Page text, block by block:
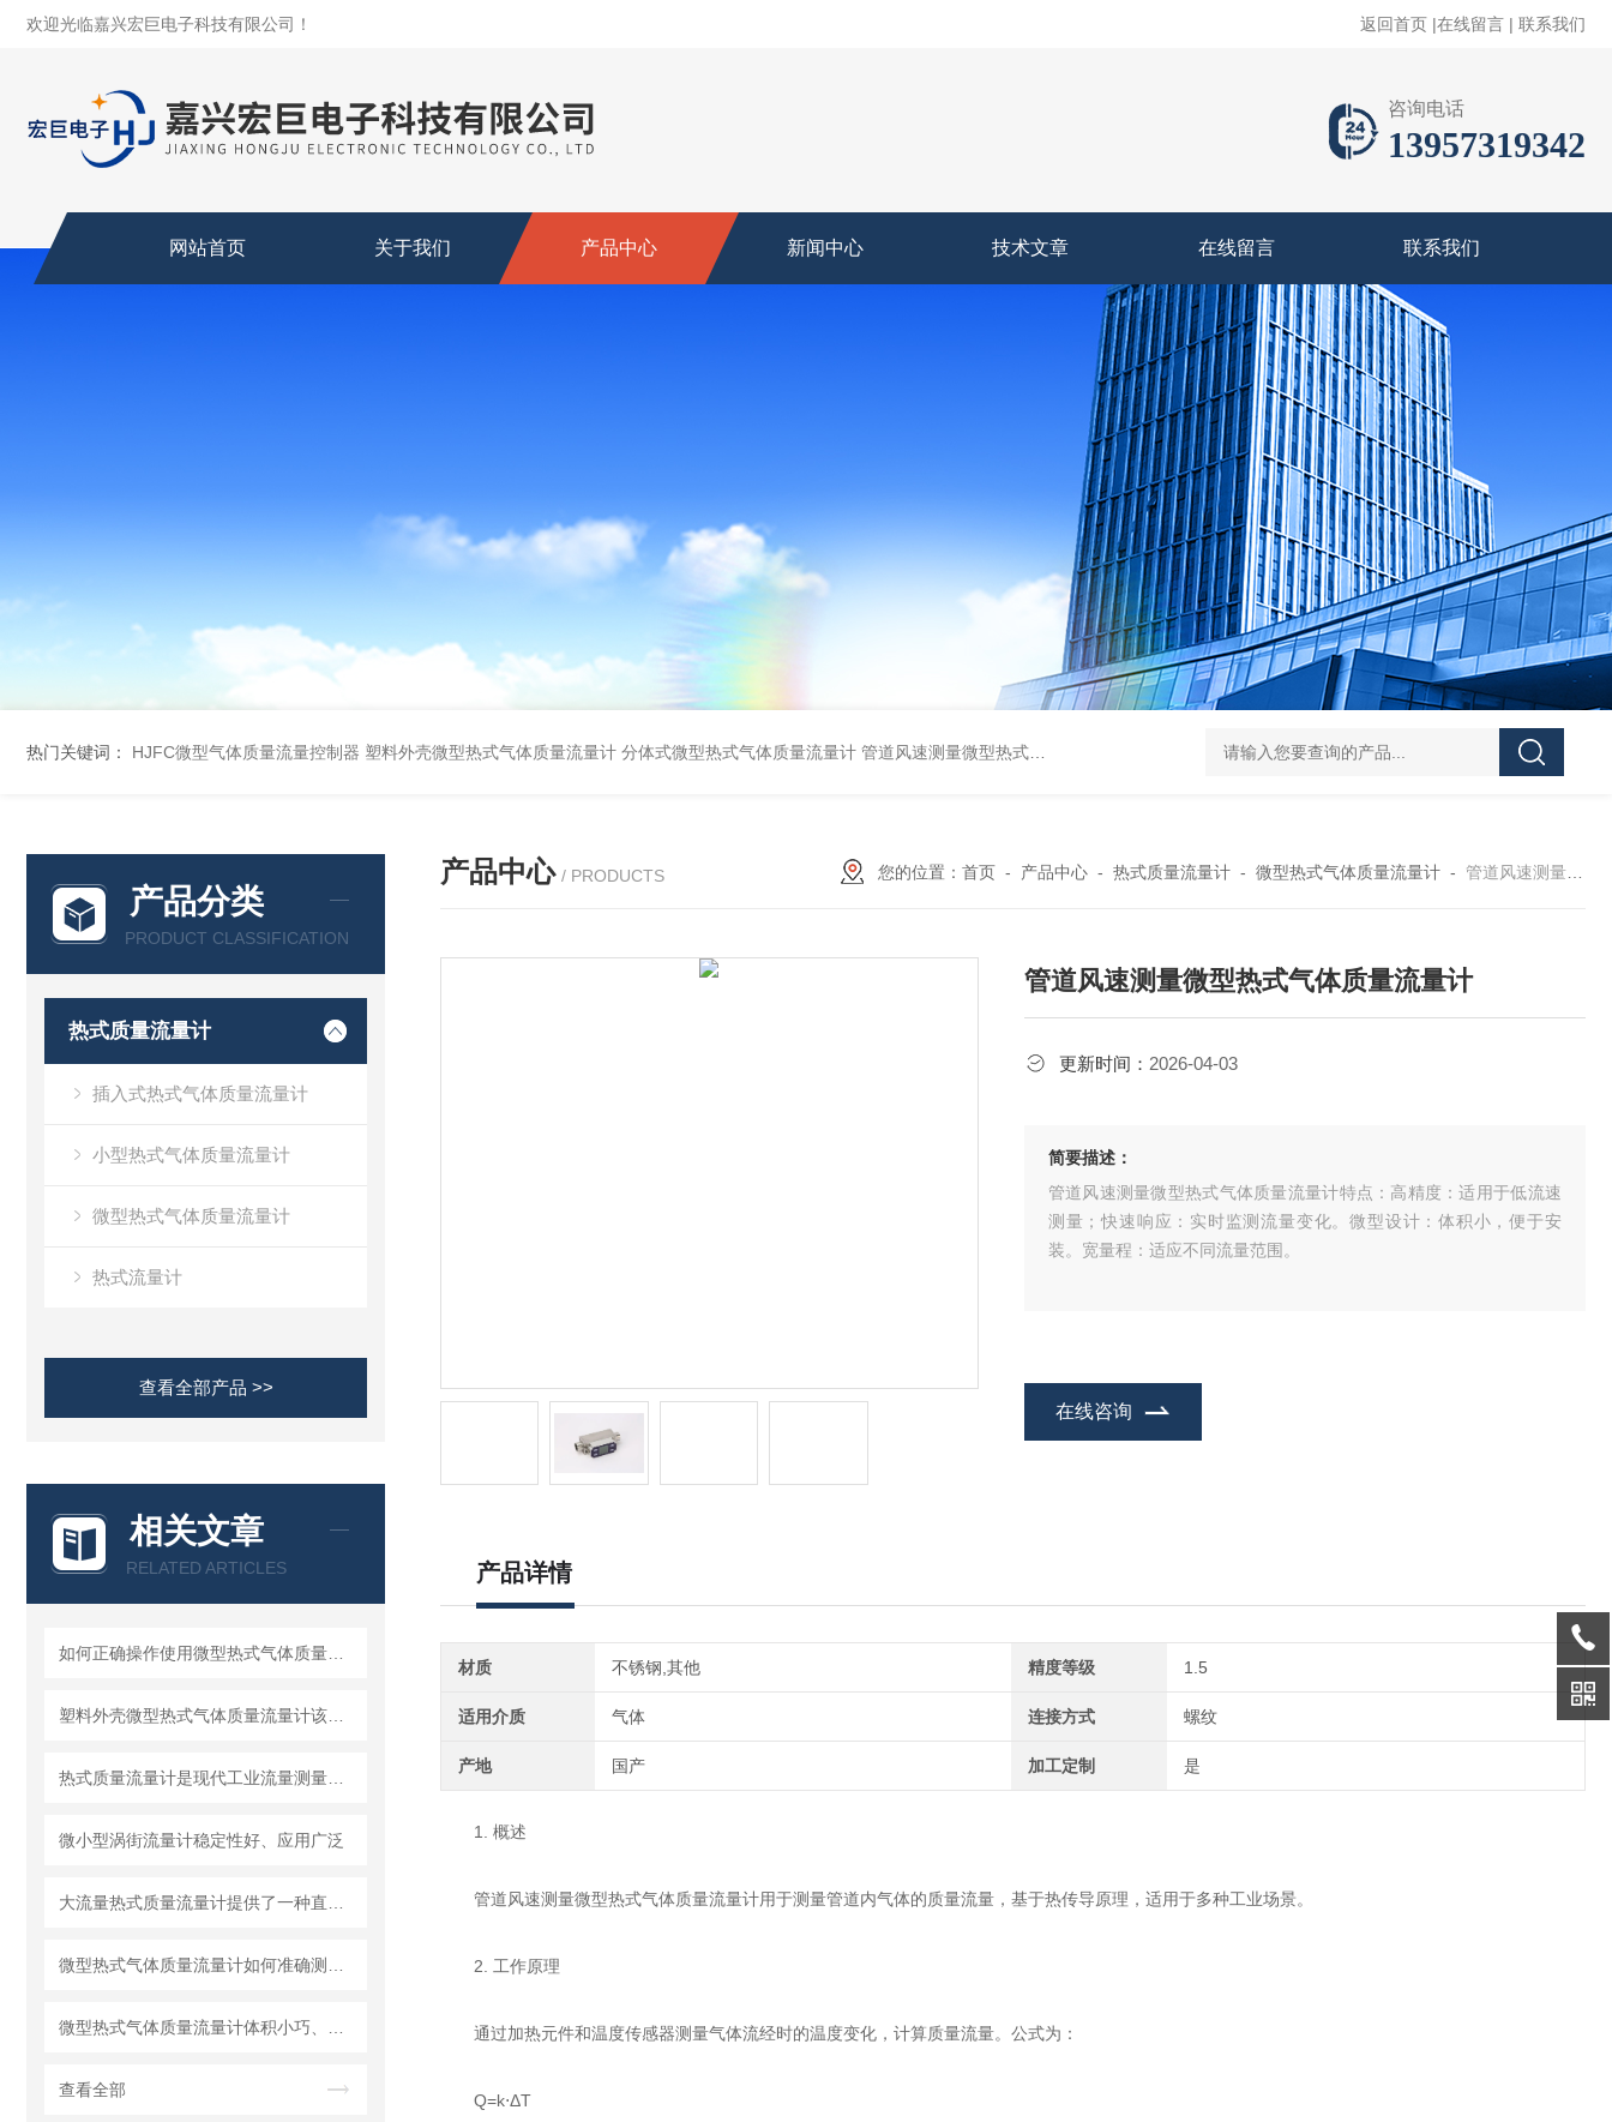
欢迎光临嘉兴宏巨电子科技有限公司！ 返回首页 |在线留言 | 联系我们
咨询电话
13957319342
网站首页 关于我们 产品中心 新闻中心 技术文章 在线留言 联系我们
热门关键词： HJFC微型气体质量流量控制器 塑料外壳微型热式气体质量流量计 分体式微型热式气体质量流量计 管道风速测量微型热式气体质量流量计 微小型涡街流量计 分体插入式热式气体质量流量计 法兰管段
产品分类
PRODUCT CLASSIFICATION
热式质量流量计
插入式热式气体质量流量计
小型热式气体质量流量计
微型热式气体质量流量计
热式流量计
查看全部产品 >>
相关文章
RELATED ARTICLES
微小型涡街流量计稳定性好、应用广泛
查看全部
产品中心 / PRODUCTS 您的位置： 首页- 产品中心- 热式质量流量计- 微型热式气体质量流量计- 管道风速测量微型热式气体质量流量计
管道风速测量微型热式气体质量流量计
更新时间： 2026-04-03
简要描述：
管道风速测量微型热式气体质量流量计特点：高精度：适用于低流速
测量；快速响应：实时监测流量变化。微型设计：体积小，便于安
装。宽量程：适应不同流量范围。
在线咨询
产品详情
材质 不锈钢,其他 精度等级 1.5
适用介质 气体 连接方式 螺纹
产地 国产 加工定制 是
1. 概述
管道风速测量微型热式气体质量流量计用于测量管道内气体的质量流量，基于热传导原理，适用于多种工业场景。
2. 工作原理
通过加热元件和温度传感器测量气体流经时的温度变化，计算质量流量。公式为：
Q=k⋅ΔT